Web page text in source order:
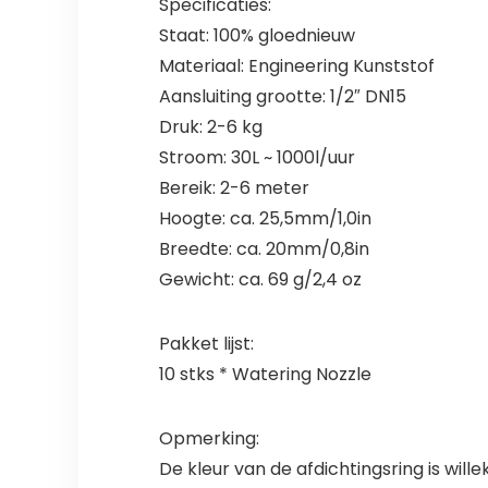
Specificaties:
Staat: 100% gloednieuw
Materiaal: Engineering Kunststof
Aansluiting grootte: 1/2″ DN15
Druk: 2-6 kg
Stroom: 30L ~ 1000l/uur
Bereik: 2-6 meter
Hoogte: ca. 25,5mm/1,0in
Breedte: ca. 20mm/0,8in
Gewicht: ca. 69 g/2,4 oz
Pakket lijst:
10 stks * Watering Nozzle
Opmerking:
De kleur van de afdichtingsring is